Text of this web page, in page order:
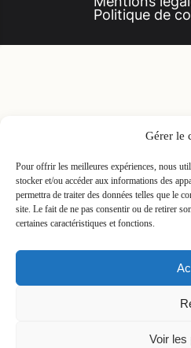
Gérer le
Pour offrir les meilleures expériences, nous
stocker et/ou accéder aux informations des
permettra de traiter des données telles que le
site. Le fait de ne pas consentir ou de retirer
certaines caractéristiques et fonctions.
Voir les
Politique de